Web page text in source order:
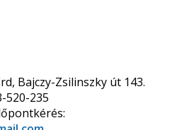
Bajczy-Zsilinszky út 143.
520-235